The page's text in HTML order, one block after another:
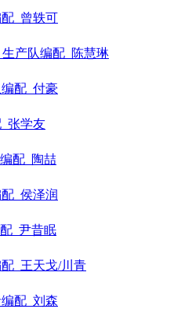
_曾轶可
产队编配_陈慧琳
配_付豪
张学友
配_陶喆
_侯泽润
_尹昔眠
_王天戈/川青
配_刘森